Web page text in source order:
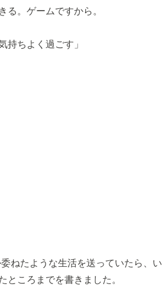
る。ゲームですから。
持ちよく過ごす」
ねたような生活を送っていたら、い
ところまでを書きました。